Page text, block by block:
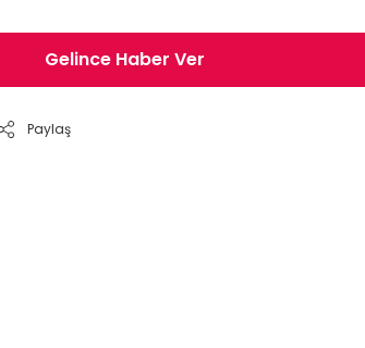
Gelince Haber Ver
Paylaş